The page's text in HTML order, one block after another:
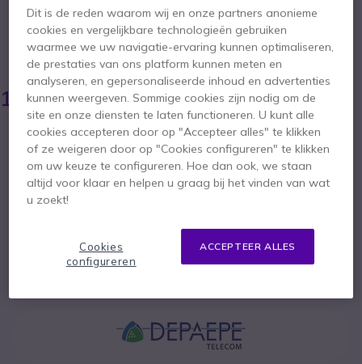
SIP-beveiligingstelefoon, zonder toetsenbord
4.5 van 4 Reviews
BESPAAR 8,00 €
121,95 €
113,95 € ex. BTW- 137,88 € incl. BTW
Aantal
IN WINKELWAGEN
OFFERTE BINNEN 4 UUR
1 jaarFabrieksgarantie
Dit is de reden waarom wij en onze partners anonieme
cookies en vergelijkbare technologieën gebruiken
waarmee we uw navigatie-ervaring kunnen optimaliseren,
de prestaties van ons platform kunnen meten en
analyseren, en gepersonaliseerde inhoud en advertenties
kunnen weergeven. Sommige cookies zijn nodig om de
site en onze diensten te laten functioneren. U kunt alle
cookies accepteren door op "Accepteer alles" te klikken
of ze weigeren door op "Cookies configureren" te klikken
om uw keuze te configureren. Hoe dan ook, we staan
altijd voor klaar en helpen u graag bij het vinden van wat
u zoekt!
ACCEPTEER ALLES
Cookies
configureren